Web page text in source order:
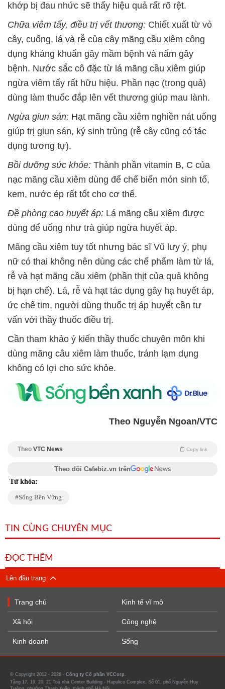
khớp bị đau nhức sẽ thấy hiệu quả rất rõ rệt.
Chữa viêm tấy, điều trị vết thương: Chiết xuất từ vỏ
cây, cuống, lá và rễ của cây mãng cầu xiêm công
dụng kháng khuẩn gây mầm bệnh và nấm gây
bệnh. Nước sắc cô đặc từ lá mãng cầu xiêm giúp
ngừa viêm tấy rất hữu hiệu. Phần nạc (trong quả)
dùng làm thuốc đắp lên vết thương giúp mau lành.
Ngừa giun sán: Hạt mãng cầu xiêm nghiền nát uống
giúp trị giun sán, ký sinh trùng (rễ cây cũng có tác
dụng tương tự).
Bồi dưỡng sức khỏe: Thành phần vitamin B, C của
nạc mãng cầu xiêm dùng để chế biến món sinh tố,
kem, nước ép rất tốt cho cơ thể.
Đề phòng cao huyết áp: Lá mãng cầu xiêm được
dùng để uống như trà giúp ngừa huyết áp.
Mãng cầu xiêm tuy tốt nhưng bác sĩ Vũ lưy ý, phụ
nữ có thai không nên dùng các chế phẩm làm từ lá,
rễ và hạt mãng cầu xiêm (phần thịt của quả không
bị hạn chế). Lá, rễ và hạt tác dụng gây hạ huyết áp,
ức chế tim, người dùng thuốc trị áp huyết cần tư
vấn với thầy thuốc điều trị.
Cần tham khảo ý kiến thầy thuốc chuyên môn khi
dùng mãng câu xiêm làm thuốc, tránh lạm dụng
không có lợi cho sức khỏe.
Theo Nguyễn Ngoan/VTC
Theo VTC News Copy link
Theo dõi Cafebiz.vn trên
Từ khóa:
Sống Bền Vững
TIN CÙNG CHUYÊN MỤC
ĐỌC THÊM
Lên đầu trang
Trang chủ
Xã hội
Kinh doanh
Kinh tế vĩ mô
Công nghệ
Sống
© Copyright 2012 - 2026 - Công ty Cổ phần VCCorp.
Tầng 17, 19, 20, 21 Toà nhà Center Building - Hapulico Complex, Số 01, phố Nguyễn Huy